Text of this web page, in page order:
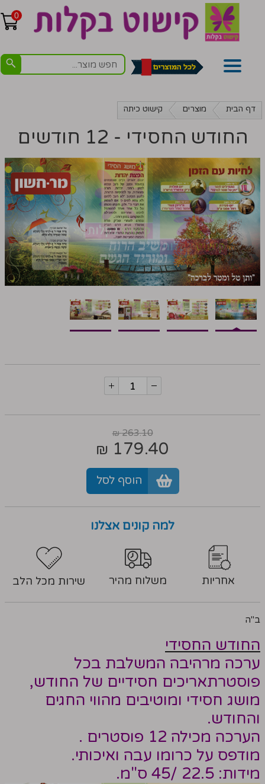
0
דף הבית מוצרים קישוט כיתה
החודש החסידי - 12 חודשים
263.10
₪
179.40
₪
הוסף לסל
למה קונים אצלנו
אחריות משלוח מהיר שירות מכל הלב
ב"ה
החודש החסידי
ערכה מרהיבה המשלבת בכל
פוסטרתאריכים חסידיים של החודש,
מושג חסידי ומוטיבים מהווי החגים
והחודש.
הערכה מכילה 12 פוסטרים .
מודפס על כרומו עבה ואיכותי.
מידות: 22.5 /45 ס"מ.